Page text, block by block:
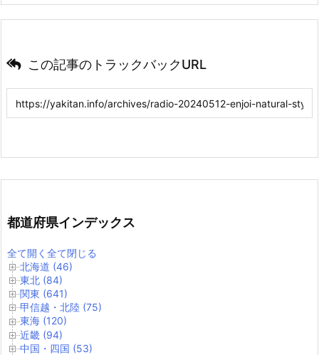
この記事のトラックバックURL
都道府県インデックス
全て開く 全て閉じる
北海道 (46)
東北 (84)
関東 (641)
甲信越・北陸 (75)
東海 (120)
近畿 (94)
中国・四国 (53)